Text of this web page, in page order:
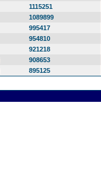
1115251
1089899
995417
954810
921218
908653
895125